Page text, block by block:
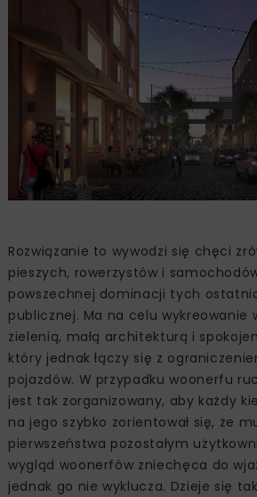
Rozwiązanie to wywodzi się chęci
pieszych, rowerzystów i
powszechnej dominacji tych
publicznej. Ma na celu wykreowanie
zielenią, małą architekturą i
który jednak łączy się z
pojazdów. W przypadku woonerfu
jest tak zorganizowany, aby każdy
na jego szybko zorientował się, że
pierwszeństwa pozostałym
wygląd woonerfów zniechęca do
jednak go nie wyklucza. Dzieje się